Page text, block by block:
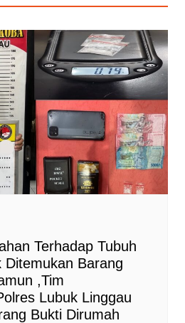
Terhadap Tubuh
Ditemukan Barang
,Tim
Lubuk Linggau
Bukti Dirumah